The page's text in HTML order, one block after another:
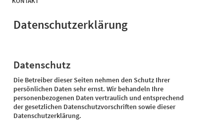
Datenschutzerklärung
Datenschutz
Die Betreiber dieser Seiten nehmen den Schutz Ihrer
persönlichen Daten sehr ernst. Wir behandeln Ihre
personenbezogenen Daten vertraulich und entsprechend
der gesetzlichen Datenschutzvorschriften sowie dieser
Datenschutzerklärung.